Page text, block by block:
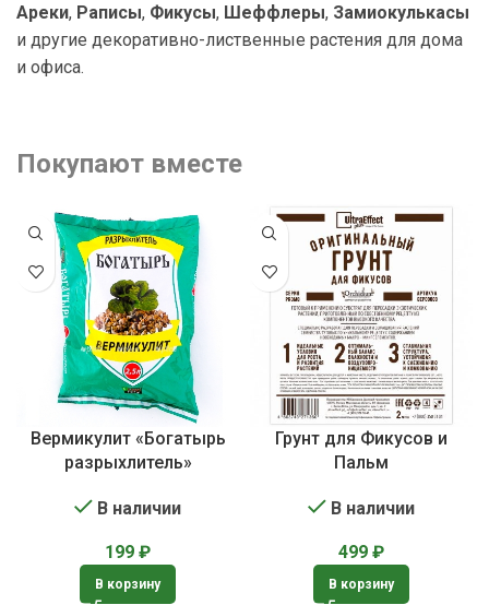
Ареки, Раписы, Фикусы, Шеффлеры, Замиокулькасы
и другие декоративно-лиственные растения для дома
и офиса.
Покупают вместе
Вермикулит «Богатырь
разрыхлитель»
В наличии
199 ₽
В корзину
Грунт для Фикусов и
Пальм
В наличии
499 ₽
В корзину